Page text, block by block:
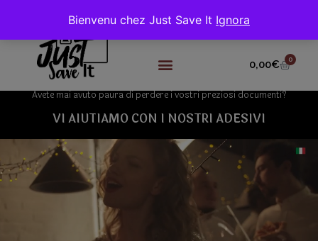
Bienvenu chez Just Save It Ignora
0,00€ 0
Avete mai avuto paura di perdere i vostri preziosi documenti?
VI AIUTIAMO CON I NOSTRI ADESIVI